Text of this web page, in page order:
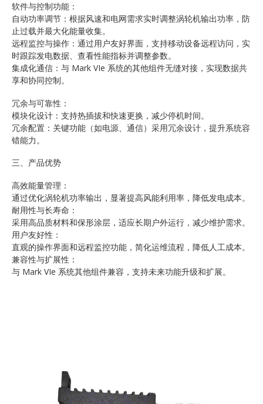
软件与控制功能：
自动功率调节：根据风速和电网需求实时调整涡轮机输出功率，防
止过载并最大化能量收集。
远程监控与操作：通过用户友好界面，支持移动设备远程访问，实
时跟踪发电数据、查看性能指标并调整参数。
集成化通信：与 Mark VIe 系统的其他组件无缝对接，实现数据共
享和协同控制。
冗余与可靠性：
模块化设计：支持热插拔和快速更换，减少停机时间。
冗余配置：关键功能（如电源、通信）采用冗余设计，提升系统容
错能力。
三、产品优势
高效能量管理：
通过优化涡轮机功率输出，显著提高风能利用率，降低发电成本。
耐用性与长寿命：
采用高品质材料和保形涂层，适应长期户外运行，减少维护需求。
用户友好性：
直观的操作界面和远程监控功能，简化运维流程，降低人工成本。
兼容性与扩展性：
与 Mark VIe 系统其他组件兼容，支持未来功能升级和扩展。